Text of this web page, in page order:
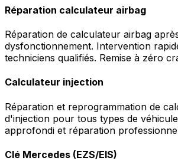
Réparation calculateur airbag
Réparation de calculateur airbag
dysfonctionnement. Intervention
techniciens qualifiés. Remise à zéro
Calculateur injection
Réparation et reprogrammation de
d'injection pour tous types de
approfondi et réparation
Clé Mercedes (EZS/EIS)